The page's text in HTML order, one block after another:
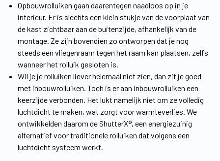
Opbouwrolluiken gaan daarentegen naadloos op in je
interieur. Er is slechts een klein stukje van de voorplaat van
de kast zichtbaar aan de buitenzijde, afhankelijk van de
montage. Ze zijn bovendien zo ontworpen dat je nog
steeds een vliegenraam tegen het raam kan plaatsen, zelfs
wanneer het rolluik gesloten is.
Wil je je rolluiken liever helemaal niet zien, dan zit je goed
met inbouwrolluiken. Toch is er aan inbouwrolluiken een
keerzijde verbonden. Het lukt namelijk niet om ze volledig
luchtdicht te maken, wat zorgt voor warmteverlies. We
ontwikkelden daarom de ShutterX®, een energiezuinig
alternatief voor traditionele rolluiken dat volgens een
luchtdicht systeem werkt.